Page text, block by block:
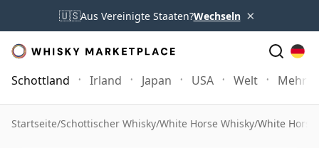
🇺🇸Aus Vereinigte Staaten?Wechseln ×
Schottland Irland Japan USA Welt Mehr
Startseite/Schottischer Whisky/White Horse Whisky/White